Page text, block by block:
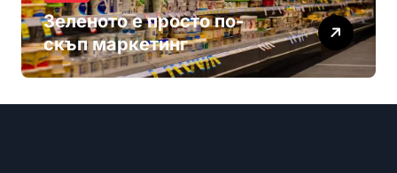
Зеленото е просто по-
скъп маркетинг